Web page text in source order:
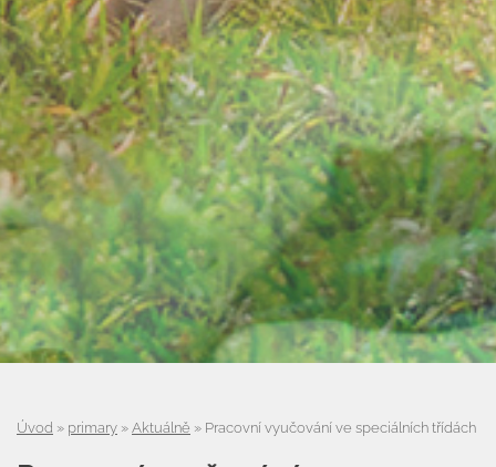
Úvod » primary » Aktuálně » Pracovní vyučování ve speciálních třídách